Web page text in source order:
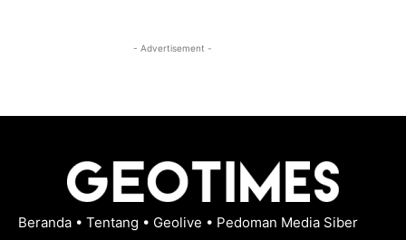
- Advertisement -
Beranda • Tentang • Geolive • Pedoman Media Siber